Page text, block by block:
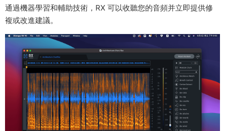
通過機器學習和輔助技術，RX 可以收聽您的音頻并立即提供修
複或改進建議。